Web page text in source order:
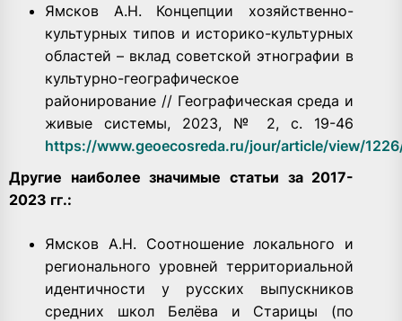
Ямсков А.Н. Концепции хозяйственно-
культурных типов и историко-культурных
областей – вклад советской этнографии в
культурно-географическое
районирование // Географическая среда и
живые системы, 2023, № 2, с. 19-46
https://www.geoecosreda.ru/jour/article/view/
Другие наиболее значимые статьи за 2017-
2023 гг.:
Ямсков А.Н. Соотношение локального и
регионального уровней территориальной
идентичности у русских выпускников
средних школ Белёва и Старицы (по